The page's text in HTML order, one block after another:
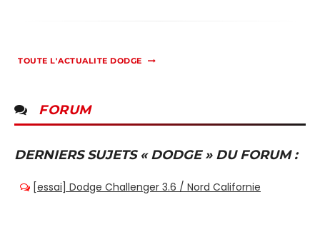
TOUTE L'ACTUALITE DODGE
FORUM
DERNIERS SUJETS « DODGE » DU FORUM :